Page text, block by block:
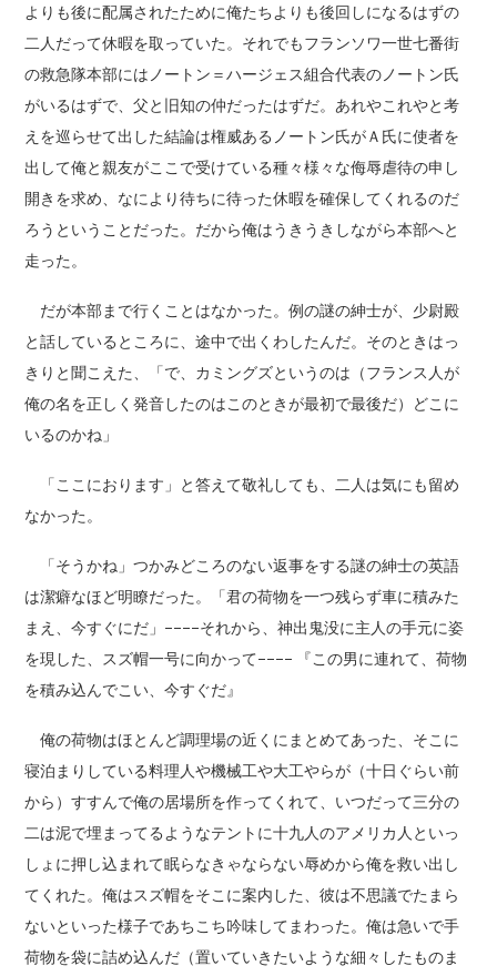
よりも後に配属されたために俺たちよりも後回しになるはずの
二人だって休暇を取っていた。それでもフランソワ一世七番街
の救急隊本部にはノートン＝ハージェス組合代表のノートン氏
がいるはずで、父と旧知の仲だったはずだ。あれやこれやと考
えを巡らせて出した結論は権威あるノートン氏がＡ氏に使者を
出して俺と親友がここで受けている種々様々な侮辱虐待の申し
開きを求め、なにより待ちに待った休暇を確保してくれるのだ
ろうということだった。だから俺はうきうきしながら本部へと
走った。
だが本部まで行くことはなかった。例の謎の紳士が、少尉殿
と話しているところに、途中で出くわしたんだ。そのときはっ
きりと聞こえた、「で、カミングズというのは（フランス人が
俺の名を正しく発音したのはこのときが最初で最後だ）どこに
いるのかね」
「ここにおります」と答えて敬礼しても、二人は気にも留め
なかった。
「そうかね」つかみどころのない返事をする謎の紳士の英語
は潔癖なほど明瞭だった。「君の荷物を一つ残らず車に積みた
まえ、今すぐにだ」––––それから、神出鬼没に主人の手元に姿
を現した、スズ帽一号に向かって–––– 『この男に連れて、荷物
を積み込んでこい、今すぐだ』
俺の荷物はほとんど調理場の近くにまとめてあった、そこに
寝泊まりしている料理人や機械工や大工やらが（十日ぐらい前
から）すすんで俺の居場所を作ってくれて、いつだって三分の
二は泥で埋まってるようなテントに十九人のアメリカ人といっ
しょに押し込まれて眠らなきゃならない辱めから俺を救い出し
てくれた。俺はスズ帽をそこに案内した、彼は不思議でたまら
ないといった様子であちこち吟味してまわった。俺は急いで手
荷物を袋に詰め込んだ（置いていきたいような細々したものま